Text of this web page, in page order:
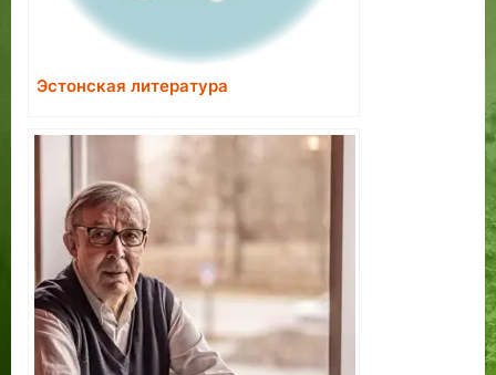
Эстонская литература